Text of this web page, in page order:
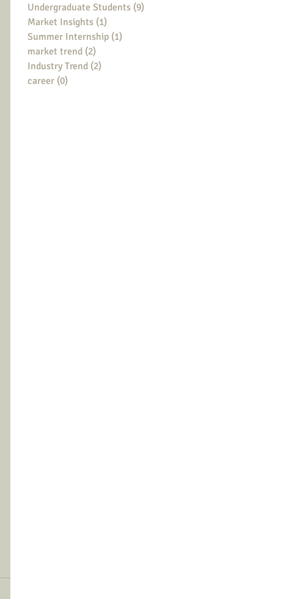
Undergraduate Students (9)
Market Insights (1)
Summer Internship (1)
market trend (2)
Industry Trend (2)
career (0)